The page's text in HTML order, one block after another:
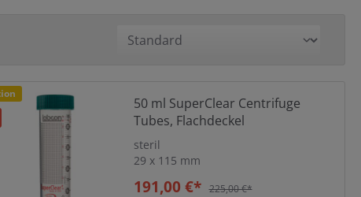
(HDPE)
50 ml SuperClear Centrifuge
Tubes, Flachdeckel
steril
29 x 115 mm
191,00 €* 225,00 €*